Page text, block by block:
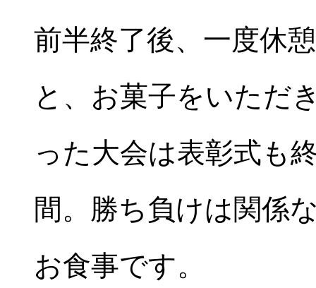
前半終了後、一度休
と、お菓子をいただ
った大会は表彰式も
間。勝ち負けは関係
お食事です。